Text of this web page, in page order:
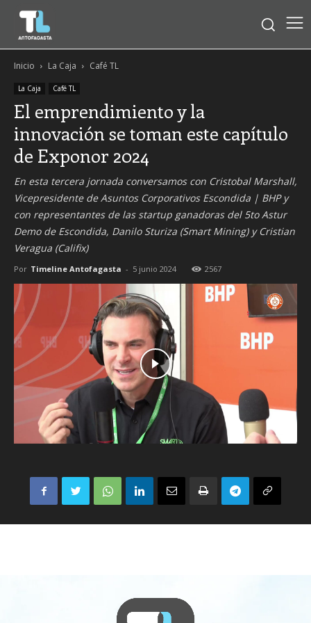
Inicio La Caja Café TL
La Caja Café TL
El emprendimiento y la
innovación se toman este capítulo
de Exponor 2024
En esta tercera jornada conversamos con Cristobal Marshall,
Vicepresidente de Asuntos Corporativos Escondida | BHP y
con representantes de las startup ganadoras del 5to Astur
Demo de Escondida, Danilo Sturiza (Smart Mining) y Cristian
Veragua (Califix)
Por Timeline Antofagasta - 5 junio 2024 2567